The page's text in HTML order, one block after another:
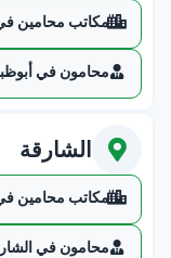
مكاتب محامين
محامون في
الشارقة
مكاتب محامين
محامون في